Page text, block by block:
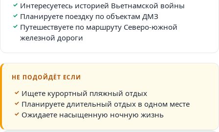
Интересуетесь историей Вьетнамской войны
Планируете поездку по объектам ДМЗ
Путешествуете по маршруту Северо-южной
железной дороги
НЕ ПОДОЙДЁТ ЕСЛИ
Ищете курортный пляжный отдых
Планируете длительный отдых в одном месте
Ожидаете насыщенную ночную жизнь